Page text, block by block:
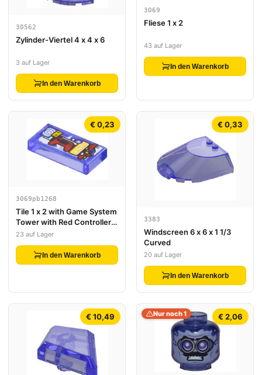
30562
Zylinder-Viertel 4 x 4 x 6
3 auf Lager
In den Warenkorb
3069
Fliese 1 x 2
43 auf Lager
In den Warenkorb
€ 0,23
3069pb1268
Tile 1 x 2 with Game System
Tower with Red Controller,
White Target and 'START!'
23 auf Lager
In den Warenkorb
€ 0,33
3383
Windscreen 6 x 6 x 1 1/3
Curved
20 auf Lager
In den Warenkorb
€ 10,49 € 2,06
Nur noch 1